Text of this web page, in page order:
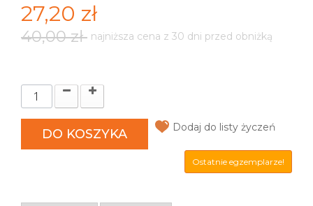
27,20 zł
40,00 zł najniższa cena z 30 dni przed obniżką
DO KOSZYKA Dodaj do listy życzeń
Ostatnie egzemplarze!